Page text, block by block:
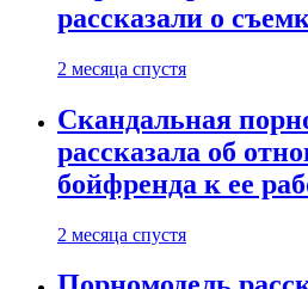
рассказали о
2 месяца спустя
Скандальная
рассказала об
бойфренда к ее
2 месяца спустя